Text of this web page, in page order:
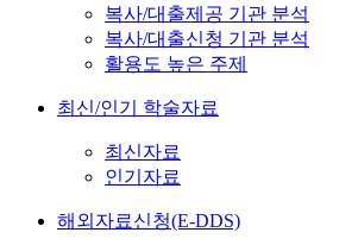
복사/대출제공 기관 분석
복사/대출신청 기관 분석
활용도 높은 주제
최신/인기 학술자료
최신자료
인기자료
해외자료신청(E-DDS)